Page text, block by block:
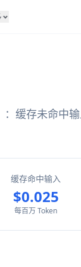
缓存未命中
缓存命中输入
$0.025
每百万 Token